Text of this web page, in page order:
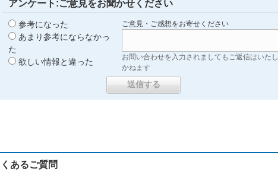
アンケート:ご意見をお聞かせください
参考になった
あまり参考にならなかっ
た
欲しい情報と違った
ご意見・ご感想をお寄せください
お問い合わせを入力されましてもご返信はいたし
かねます
あるご質問